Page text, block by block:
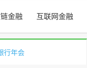
金融 互联网金融
行年会